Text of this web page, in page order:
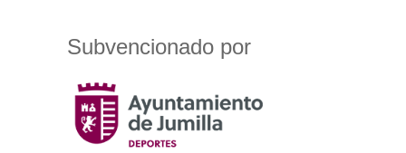
Subvencionado por